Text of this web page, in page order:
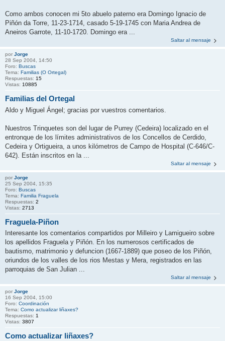
Como ambos conocen mi 5to abuelo paterno era Domingo Ignacio de
Piñón da Torre, 11-23-1714, casado 5-19-1745 con Maria Andrea de
Aneiros Garrote, 11-10-1720. Domingo era ...
Saltar al mensaje
por Jorge
28 Sep 2004, 14:50
Foro: Buscas
Tema: Familias (O Ortegal)
Respuestas: 15
Vistas: 10885
Familias del Ortegal
Aldo y Miguel Ángel; gracias por vuestros comentarios.
Nuestros Trinquetes son del lugar de Purrey (Cedeira) localizado en el
entronque de los límites administrativos de los Concellos de Cerdido,
Cedeira y Ortigueira, a unos kilómetros de Campo de Hospital (C-646/C-
642). Están inscritos en la ...
Saltar al mensaje
por Jorge
25 Sep 2004, 15:35
Foro: Buscas
Tema: Familia Fraguela
Respuestas: 2
Vistas: 2713
Fraguela-Piñon
Interesante los comentarios compartidos por Milleiro y Lamigueiro sobre
los apellidos Fraguela y Piñón. En los numerosos certificados de
bautismo, matrimonio y defuncion (1667-1889) que poseo de los Piñón,
oriundos de los valles de los rios Mestas y Mera, registrados en las
parroquias de San Julian ...
Saltar al mensaje
por Jorge
16 Sep 2004, 15:00
Foro: Coordinación
Tema: Como actualizar liñaxes?
Respuestas: 1
Vistas: 3807
Como actualizar liñaxes?